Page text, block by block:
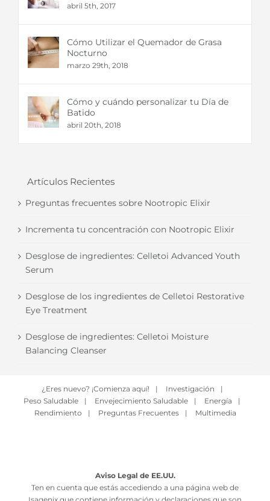
abril 5th, 2017
Cómo Utilizar el Quemador de Grasa
Nocturno
marzo 29th, 2018
Cómo y cuándo personalizar tu Día de
Batido
abril 20th, 2018
Artículos Recientes
Preguntas frecuentes sobre Nootropic Elixir
Incrementa tu concentración con Nootropic Elixir
Desglose de ingredientes: Celletoi Advanced Youth
Serum
Desglose de los ingredientes de Celletoi Restorative
Eye Treatment
Desglose de ingredientes: Celletoi Moisture
Balancing Cleanser
¿Eres nuevo? ¡Comienza aquí! | Investigación
|
Peso Saludable
| Envejecimiento Saludable | Energía
|
Rendimiento
| Preguntas Frecuentes | Multimedia
Aviso Legal de EE.UU.
Ten en cuenta que estás accediendo a una página web de